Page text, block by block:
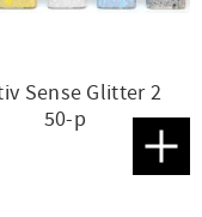
Sense Glitter 2
50-p